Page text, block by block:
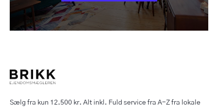
Sælg fra kun 12.500 kr. Alt inkl. Fuld service fra A-Z fra lokale